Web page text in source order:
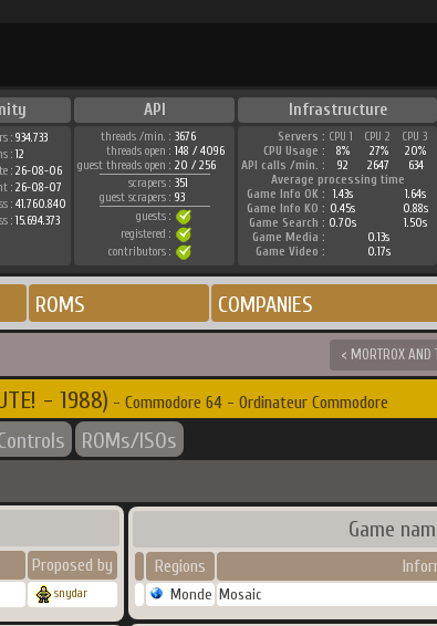
API Infrastructure
: 934.733
: 12
: 26-08-06
: 26-08-07
: 41.760.840
: 15.694.373
threads /min. : 3676
threads open : 148 / 4096
guest threads open : 20 / 256
scrapers : 351
guest scrapers : 93
guests :
registered :
contributors :
Servers : CPU 1 CPU 2
CPU 3
CPU Usage :
8% 27%
20%
API calls /min. :
92 2647
634
Average processing time
Game Info OK :
1.43s
1.64s
Game Info KO : 0.45s
0.88s
Game Search : 0.70s
1.50s
Game Media :
0.13s
Game Video :
0.17s
ROMS COMPANIES
< MORTROX AND
- 1988) - Commodore 64 - Ordinateur Commodore
ROMs/ISOs
Proposed by
snydar
Game
Regions
Monde Mosaic